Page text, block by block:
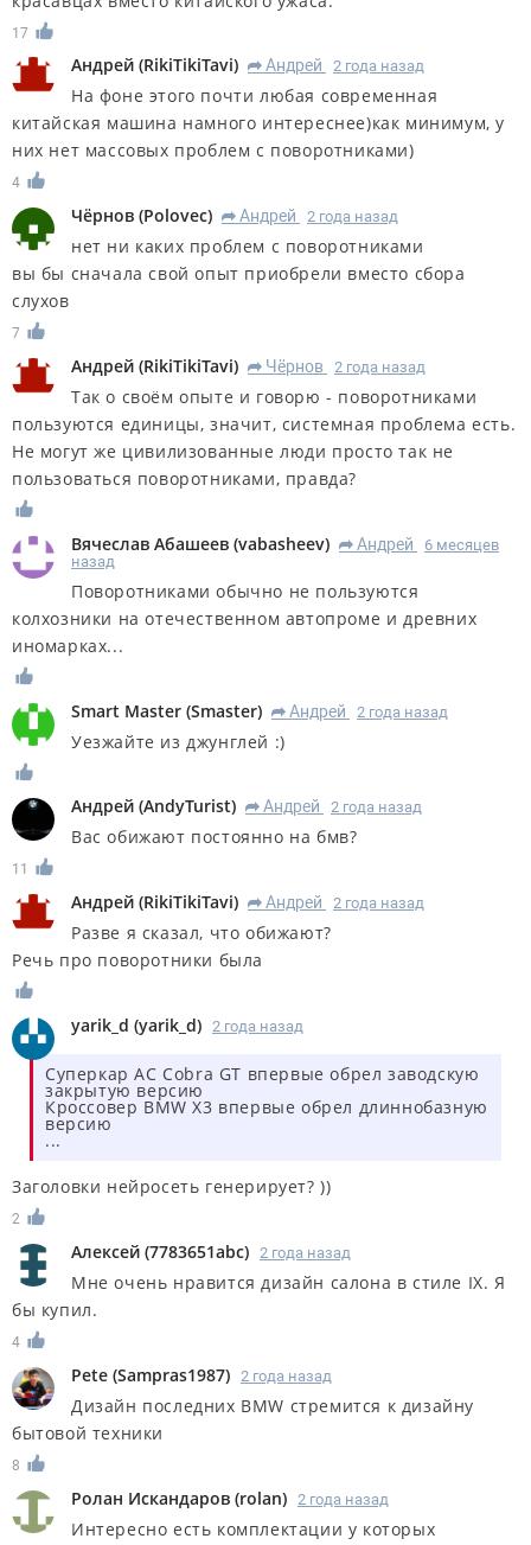
17
Андрей (RikiTikiTavi) R Андрей 2 года назад
На фоне этого почти любая современная
китайская машина намного интереснее)как минимум, у
них нет массовых проблем с поворотниками)
4
Чёрнов (Polovec) R Андрей 2 года назад
нет ни каких проблем с поворотниками
вы бы сначала свой опыт приобрели вместо сбора
слухов
7
Андрей (RikiTikiTavi) R Чёрнов 2 года назад
Так о своём опыте и говорю - поворотниками
пользуются единицы, значит, системная проблема есть.
Не могут же цивилизованные люди просто так не
пользоваться поворотниками, правда?
Вячеслав Абашеев (vabasheev) R Андрей
6 месяцев
назад
Поворотниками обычно не пользуются
колхозники на отечественном автопроме и древних
иномарках...
Smart Master (Smaster) R Андрей 2 года назад
Уезжайте из джунглей :)
Андрей (AndyTurist) R Андрей 2 года назад
Вас обижают постоянно на бмв?
11
Андрей (RikiTikiTavi) R Андрей 2 года назад
Разве я сказал, что обижают?
Речь про поворотники была
yarik_d (yarik_d) 2 года назад
Суперкар AC Cobra GT впервые обрел заводскую
закрытую версию
Кроссовер BMW X3 впервые обрел длиннобазную
версию
...
Заголовки нейросеть генерирует? ))
2
Алексей (7783651abc) 2 года назад
Мне очень нравится дизайн салона в стиле IX. Я
бы купил.
4
Pete (Sampras1987) 2 года назад
Дизайн последних BMW стремится к дизайну
бытовой техники
8
Ролан Искандаров (rolan) 2 года назад
Интересно есть комплектации у которых